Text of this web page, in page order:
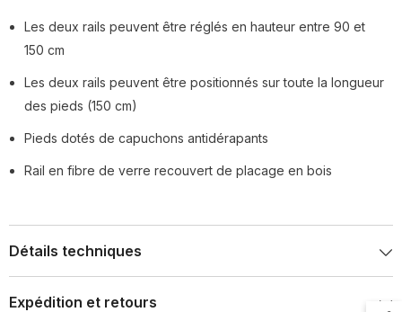
Les deux rails peuvent être réglés en hauteur entre 90 et
150 cm
Les deux rails peuvent être positionnés sur toute la longueur
des pieds (150 cm)
Pieds dotés de capuchons antidérapants
Rail en fibre de verre recouvert de placage en bois
Détails techniques
Expédition et retours